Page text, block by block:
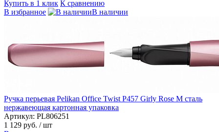
Купить в 1 клик К сравнению
В избранное
В наличии
Ручка перьевая Pelikan Office Twist P457 Girly Rose M сталь
нержавеющая картонная упаковка
Артикул: PL806251
1 129 руб. / шт